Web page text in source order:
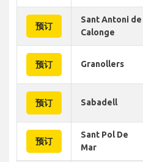
预订
Sant Antoni de
Calonge
预订 Granollers
预订 Sabadell
预订
Sant Pol De
Mar